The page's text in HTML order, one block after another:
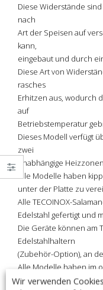
Diese Widerstände
nach
Art der Speisen auf
kann,
eingebaut und durch
Diese Art von
rasches
Erhitzen aus, wodurch
auf
Betriebstemperatur
Dieses Modell verfügt
zwei
unabhängige
Alle Modelle haben
unter der Platte zu
Alle TECOINOX-
Edelstahl gefertigt und
Die Geräte können am
Edelstahlhaltern
(Zubehör-Option), an
Alle Modelle haben im
das Entweichen von
Wir verwenden